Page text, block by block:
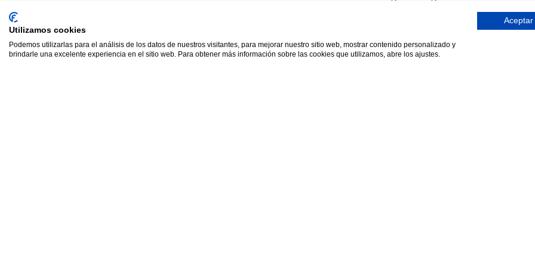
Utilizamos cookies
Podemos utilizarlas para el análisis de los datos de nuestros visitantes, para mejorar nuestro sitio web, mostrar contenido personalizado y
brindarle una excelente experiencia en el sitio web. Para obtener más información sobre las cookies que utilizamos, abre los ajustes.
Aceptar